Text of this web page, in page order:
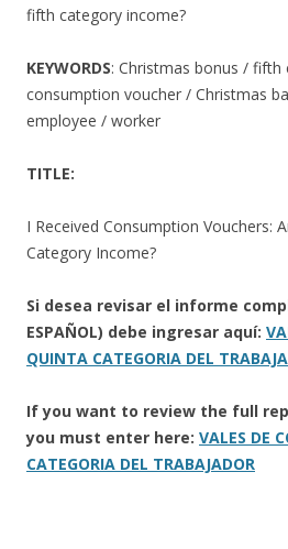
fifth category income?
KEYWORDS: Christmas bonus /
consumption voucher / Christmas
employee / worker
TITLE:
I Received Consumption Vouchers:
Category Income?
Si desea revisar el informe
ESPAÑOL) debe ingresar aquí:
QUINTA CATEGORIA DEL
If you want to review the full
you must enter here: VALES DE
CATEGORIA DEL TRABAJADOR